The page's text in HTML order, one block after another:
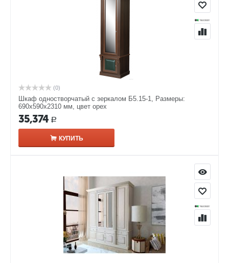
(0)
Шкаф одностворчатый с зеркалом Б5.15-1, Размеры:
690х590х2310 мм, цвет орех
35,374 Р
КУПИТЬ